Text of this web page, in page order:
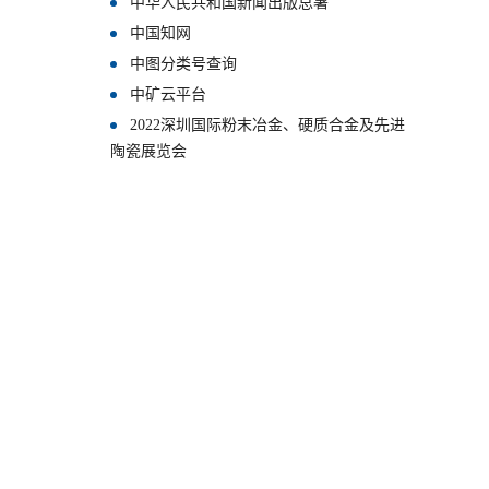
中国知网
中图分类号查询
中矿云平台
2022深圳国际粉末冶金、硬质合金及先进
陶瓷展览会